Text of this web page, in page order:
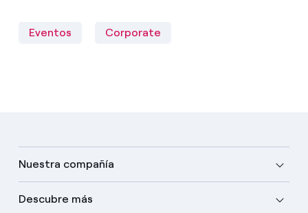
Eventos Corporate
Nuestra compañía
Descubre más